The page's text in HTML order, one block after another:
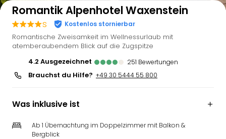
Romantik Alpenhotel Waxenstein
s Kostenlos stornierbar
Romantische Zweisamkeit im Wellnessurlaub mit
atemberaubendem Blick auf die Zugspitze
4.2
ausgezeichnet 251 Bewertungen
Brauchst du Hilfe? +49 30 5444 55 800
Was inklusive ist
Ab 1 Übernachtung im Doppelzimmer mit Balkon &
Bergblick